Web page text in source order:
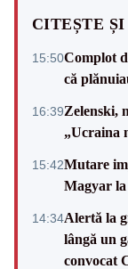
CITEȘTE ȘI
15:50Complot
că
16:39Zelenski,
„Ucraina
15:42Mutare
Magyar
14:34Alertă la
lângă un
convocat